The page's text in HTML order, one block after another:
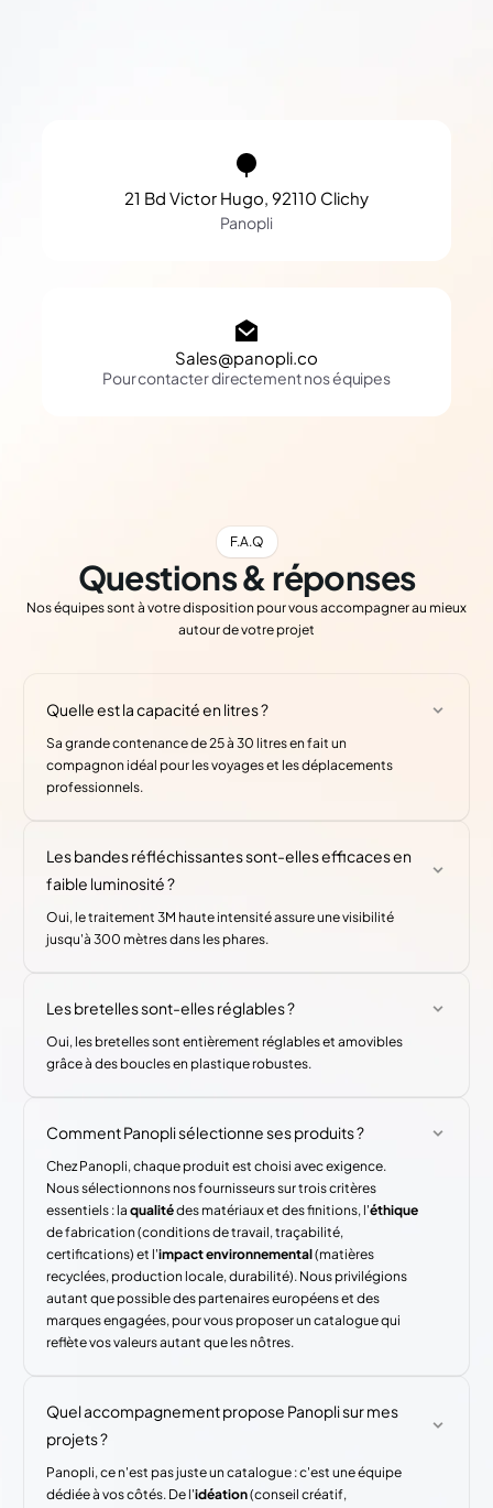
21 Bd Victor Hugo, 92110 Clichy
Panopli
Sales@panopli.co
Pour contacter directement nos équipes
F.A.Q
Questions & réponses
Nos équipes sont à votre disposition pour vous accompagner au mieux
autour de votre projet
Quelle est la capacité en litres ?
Sa grande contenance de 25 à 30 litres en fait un
compagnon idéal pour les voyages et les déplacements
professionnels.
Les bandes réfléchissantes sont-elles efficaces en
faible luminosité ?
Oui, le traitement 3M haute intensité assure une visibilité
jusqu'à 300 mètres dans les phares.
Les bretelles sont-elles réglables ?
Oui, les bretelles sont entièrement réglables et amovibles
grâce à des boucles en plastique robustes.
Comment Panopli sélectionne ses produits ?
Chez Panopli, chaque produit est choisi avec exigence.
Nous sélectionnons nos fournisseurs sur trois critères
essentiels : laqualitédes matériaux et des finitions, l'éthique
de fabrication (conditions de travail, traçabilité,
certifications) et l'impact environnemental(matières
recyclées, production locale, durabilité). Nous privilégions
autant que possible des partenaires européens et des
marques engagées, pour vous proposer un catalogue qui
reflète vos valeurs autant que les nôtres.
Quel accompagnement propose Panopli sur mes
projets ?
Panopli, ce n'est pas juste un catalogue : c'est une équipe
dédiée à vos côtés. De l'idéation(conseil créatif,